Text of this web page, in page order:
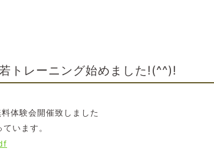
トレーニング始めました!(^^)!
体験会開催致しました
います。